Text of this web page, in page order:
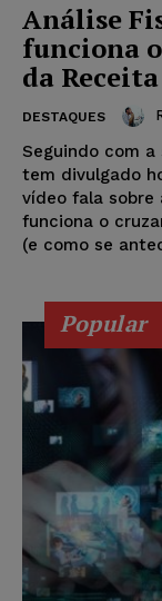
Análise
funciona
da
DESTAQUES
Seguindo com
tem divulgado
vídeo fala sobre
funciona o
(e como se
Popular